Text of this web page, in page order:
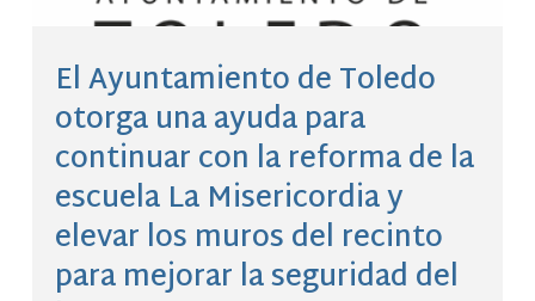
El Ayuntamiento de Toledo
otorga una ayuda para
continuar con la reforma de la
escuela La Misericordia y
elevar los muros del recinto
para mejorar la seguridad del